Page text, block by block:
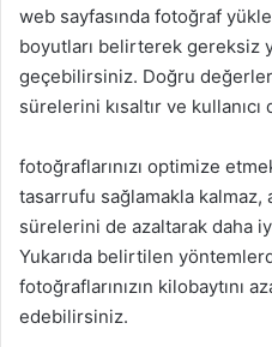
web sayfasında fotoğraf
boyutları belirterek gereksiz
geçebilirsiniz. Doğru
sürelerini kısaltır ve kullanıcı
fotoğraflarınızı optimize
tasarrufu sağlamakla kalmaz,
sürelerini de azaltarak daha
Yukarıda belirtilen
fotoğraflarınızın kilobaytını
edebilirsiniz.